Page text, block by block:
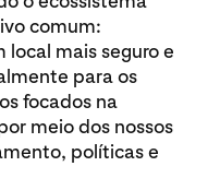
comum:
mais seguro e
para os
focados na
meio dos nossos
políticas e